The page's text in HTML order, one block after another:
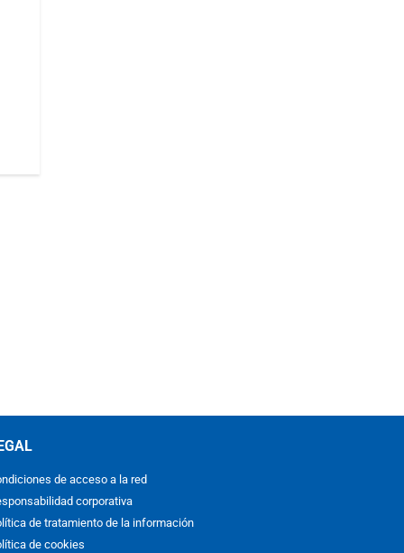
de acceso a la red
corporativa
de tratamiento de la información
de cookies